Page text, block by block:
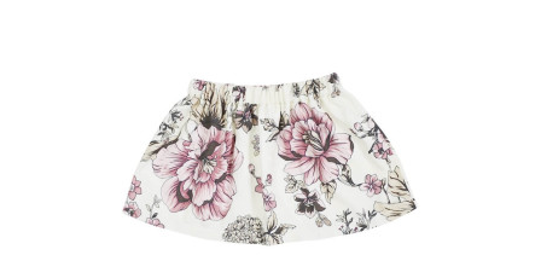
at kombinere med både t-shirts, toppe, bluser og
🌿 MATERIALER OG DETALJER
• 96% bomuld